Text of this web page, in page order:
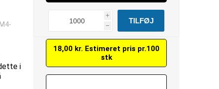
i
i
h
18,00 kr. Estimeret pris pr.100
stk